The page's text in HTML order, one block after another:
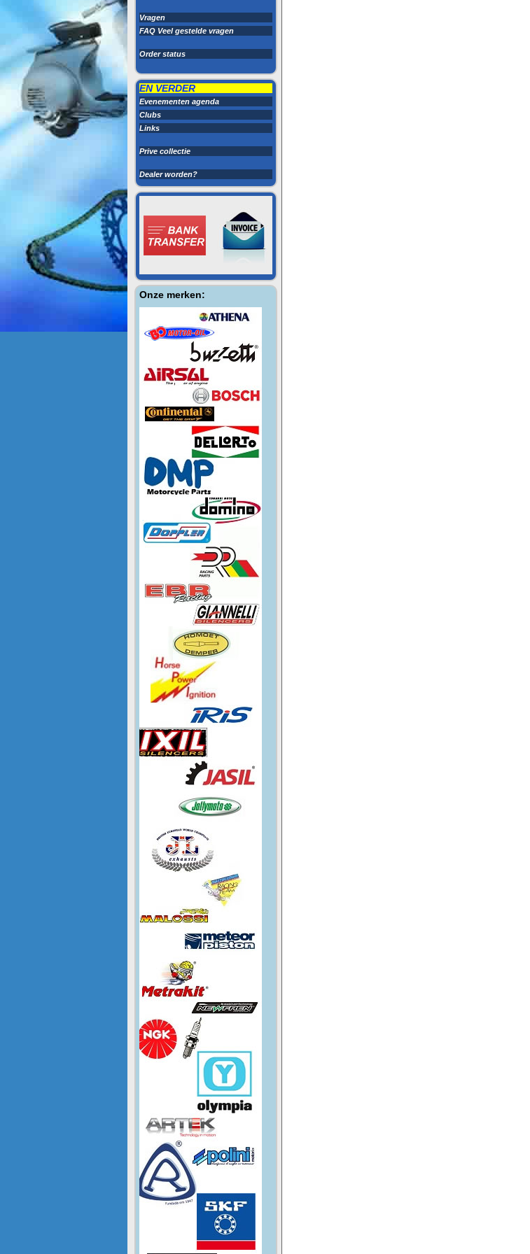
Vragen
FAQ Veel gestelde vragen
Order status
EN VERDER
Evenementen agenda
Clubs
Links
Prive collectie
Dealer worden?
Onze merken: